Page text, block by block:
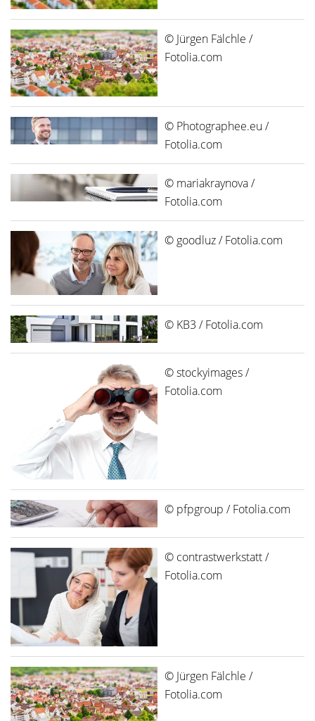
© Jürgen Fälchle /
Fotolia.com
© Photographee.eu /
Fotolia.com
© mariakraynova /
Fotolia.com
© goodluz / Fotolia.com
© KB3 / Fotolia.com
© stockyimages /
Fotolia.com
© pfpgroup / Fotolia.com
© contrastwerkstatt /
Fotolia.com
© Jürgen Fälchle /
Fotolia.com